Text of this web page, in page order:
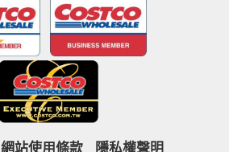
網站使用條款 隱私權聲明